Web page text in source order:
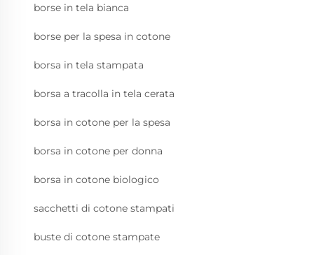
borse in tela bianca
borse per la spesa in cotone
borsa in tela stampata
borsa a tracolla in tela cerata
borsa in cotone per la spesa
borsa in cotone per donna
borsa in cotone biologico
sacchetti di cotone stampati
buste di cotone stampate